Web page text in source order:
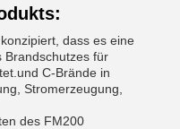
dass es eine
Brandschutzes für
C-Brände in
Stromerzeugung,
des FM200